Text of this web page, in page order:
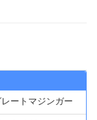
ートマジンガー